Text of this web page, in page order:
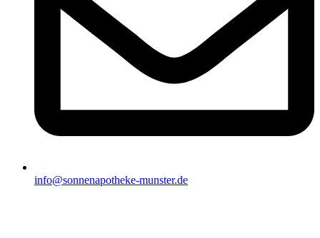
info@sonnenapotheke-munster.de